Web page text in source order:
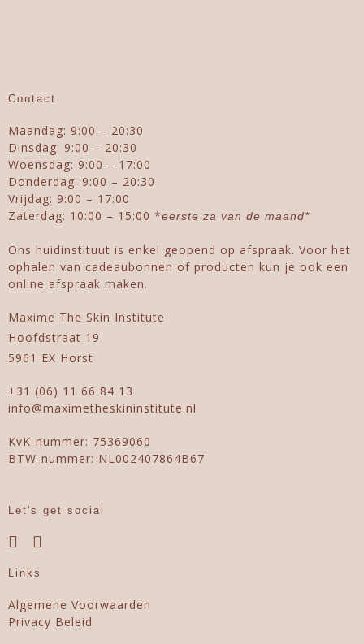
Contact
Maandag: 9:00 – 20:30
Dinsdag: 9:00 – 20:30
Woensdag: 9:00 – 17:00
Donderdag: 9:00 – 20:30
Vrijdag: 9:00 – 17:00
Zaterdag: 10:00 – 15:00 *eerste za van de maand*
Ons huidinstituut is enkel geopend op afspraak. Voor het
ophalen van cadeaubonnen of producten kun je ook een
online afspraak maken.
Maxime The Skin Institute
Hoofdstraat 19
5961 EX Horst
+31 (06) 11 66 84 13
info@maximetheskininstitute.nl
KvK-nummer: 75369060
BTW-nummer: NL002407864B67
Let's get social
Links
Algemene Voorwaarden
Privacy Beleid